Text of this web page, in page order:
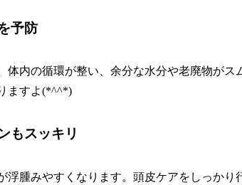
予防
体内の循環が整い、余分な水分や老廃物がス
ますよ(*^^*)
もスッキリ
浮腫みやすくなります。頭皮ケアをしっかり